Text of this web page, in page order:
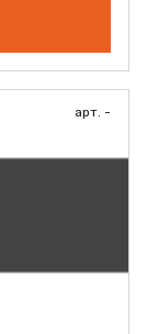
арт. -